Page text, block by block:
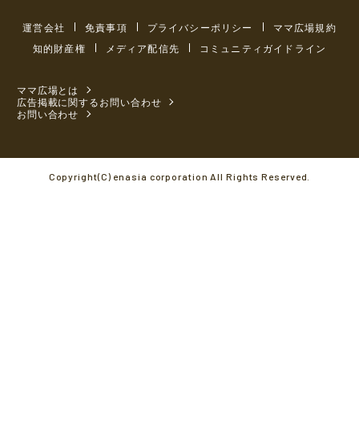
運営会社 免責事項 プライバシーポリシー
ママ広場規約
知的財産権
メディア配信先 コミュニティガイドライン
ママ広場とは
広告掲載に関するお問い合わせ
お問い合わせ
Copyright(C) enasia corporation All Rights Reserved.